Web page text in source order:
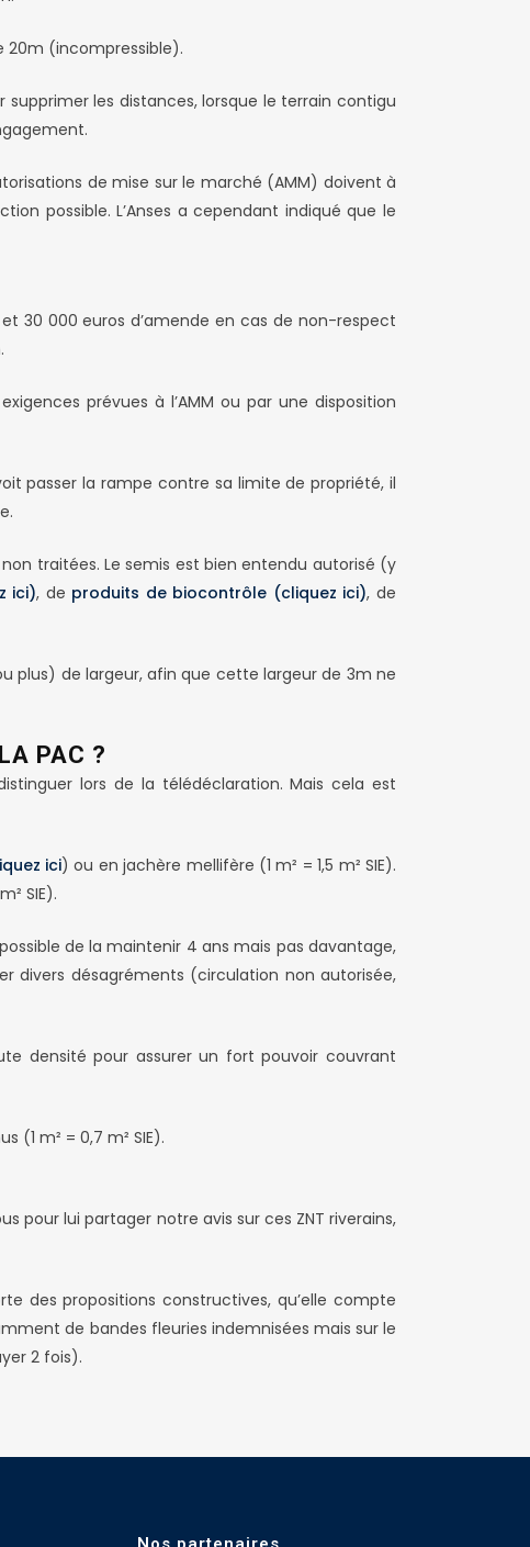
20m (incompressible).
les distances, lorsque le terrain contigu
de mise sur le marché (AMM) doivent à
possible. L’Anses a cependant indiqué que le
30 000 euros d’amende en cas de non-respect
prévues à l’AMM ou par une disposition
passer la rampe contre sa limite de propriété, il
traitées. Le semis est bien entendu autorisé (y
ici), de produits de biocontrôle (cliquez ici), de
plus) de largeur, afin que cette largeur de 3m ne
PAC ?
lors de la télédéclaration. Mais cela est
ici) ou en jachère mellifère (1 m² = 1,5 m² SIE).
SIE).
de la maintenir 4 ans mais pas davantage,
divers désagréments (circulation non autorisée,
densité pour assurer un fort pouvoir couvrant
m² = 0,7 m² SIE).
pour lui partager notre avis sur ces ZNT riverains,
des propositions constructives, qu’elle compte
de bandes fleuries indemnisées mais sur le
2 fois).